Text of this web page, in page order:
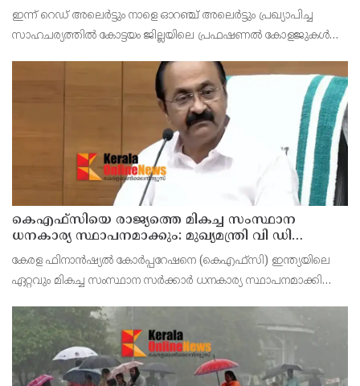
ഇന്ന് റെഡ് അലെർട്ടും നാളെ ഓറഞ്ച് അലെർട്ടും പ്രഖ്യാപിച്ച
സാഹചര്യത്തിൽ കോട്ടയം ജില്ലയിലെ പ്രഫഷണൽ കോളജുകൾ
വെള്ളി) ജില്ലാ കളക്ടർ ചേതൻ കുമാർ മീ
കെഎഫ്‌സിയെ രാജ്യത്തെ മികച്ച സംസ്ഥാന
ധനകാര്യ സ്ഥാപനമാക്കും: മുഖ്യമന്ത്രി വി ഡി
സതീശൻ
കേരള ഫിനാൻഷ്യൽ കോർപ്പറേഷനെ (കെഎഫ്‌സി) ഇന്ത്യയിലെ
ഏറ്റവും മികച്ച സംസ്ഥാന സർക്കാർ ധനകാര്യ സ്ഥാപനമാക്കി
ആഭിമുഖ്യത്തിൽ വിപുലീകരിച്ച 'മുഖ്യമന്ത്ര